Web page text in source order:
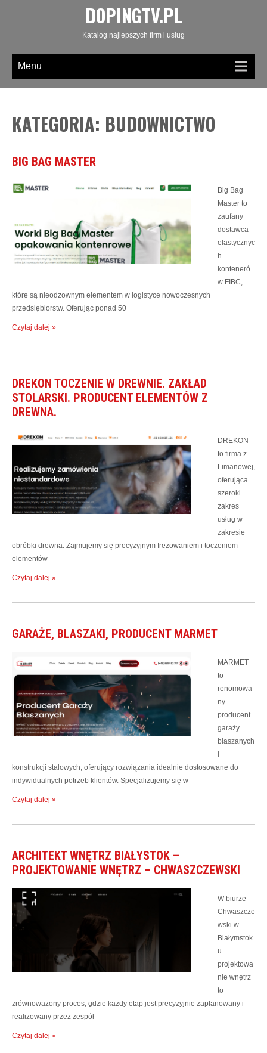
DOPINGTV.PL
Katalog najlepszych firm i usług
Menu
KATEGORIA: BUDOWNICTWO
BIG BAG MASTER
Big Bag
Master to
zaufany
dostawca
elastycznyc
h
konteneró
w FIBC,
które są nieodzownym elementem w logistyce nowoczesnych
przedsiębiorstw. Oferując ponad 50
Czytaj dalej »
DREKON TOCZENIE W DREWNIE. ZAKŁAD
STOLARSKI. PRODUCENT ELEMENTÓW Z
DREWNA.
DREKON
to firma z
Limanowej,
oferująca
szeroki
zakres
usług w
zakresie
obróbki drewna. Zajmujemy się precyzyjnym frezowaniem i toczeniem
elementów
Czytaj dalej »
GARAŻE, BLASZAKI, PRODUCENT MARMET
MARMET
to
renomowa
ny
producent
garaży
blaszanych
i
konstrukcji stalowych, oferujący rozwiązania idealnie dostosowane do
indywidualnych potrzeb klientów. Specjalizujemy się w
Czytaj dalej »
ARCHITEKT WNĘTRZ BIAŁYSTOK –
PROJEKTOWANIE WNĘTRZ – CHWASZCZEWSKI
W biurze
Chwaszcze
wski w
Białymstok
u
projektowa
nie wnętrz
to
zrównoważony proces, gdzie każdy etap jest precyzyjnie zaplanowany i
realizowany przez zespół
Czytaj dalej »